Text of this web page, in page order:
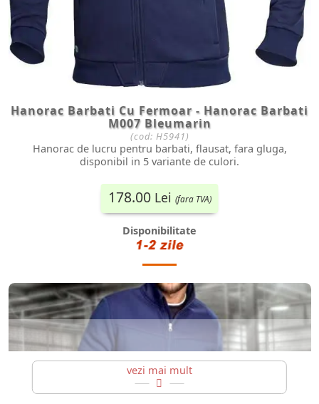
Hanorac Barbati Cu Fermoar - Hanorac Barbati
M007 Bleumarin
(cod: H5941)
Hanorac de lucru pentru barbati, flausat, fara gluga,
disponibil in 5 variante de culori.
178.00 Lei (fara TVA)
Disponibilitate